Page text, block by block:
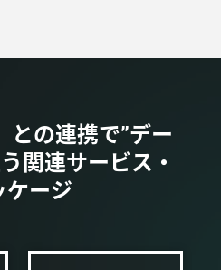
との連携で”デー
関連サービス・
ケージ